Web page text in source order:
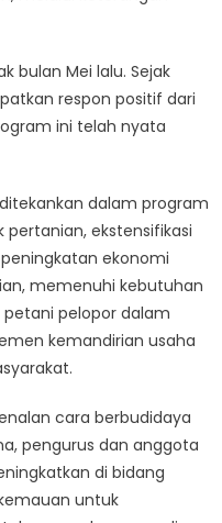
bulan Mei lalu. Sejak
respon positif dari
ini telah nyata
dalam program
ekstensifikasi
ekonomi
memenuhi kebutuhan
petani pelopor dalam
kemandirian usaha
cara berbudidaya
pengurus dan anggota
di bidang
untuk